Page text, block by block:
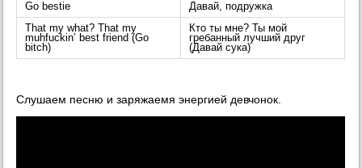
Go bestie
Давай, подружка
That my what? That my
muhfuckin’ best friend (Go
bitch)
Кто ты мне? Ты мой
гребанный лучший друг
(Давай сука)
Слушаем песню и заряжаемя энергией девчонок.